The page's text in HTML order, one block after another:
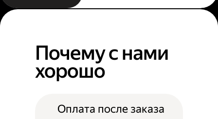
Почему с нами
хорошо
Оплата после заказа